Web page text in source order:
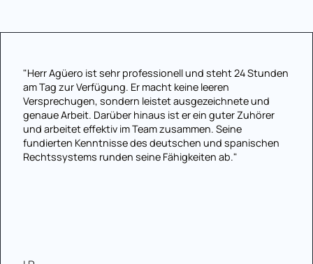
"Herr Agüero ist sehr professionell und steht 24 Stunden
am Tag zur Verfügung. Er macht keine leeren
Versprechugen, sondern leistet ausgezeichnete und
genaue Arbeit. Darüber hinaus ist er ein guter Zuhörer
und arbeitet effektiv im Team zusammen. Seine
fundierten Kenntnisse des deutschen und spanischen
Rechtssystems runden seine Fähigkeiten ab."